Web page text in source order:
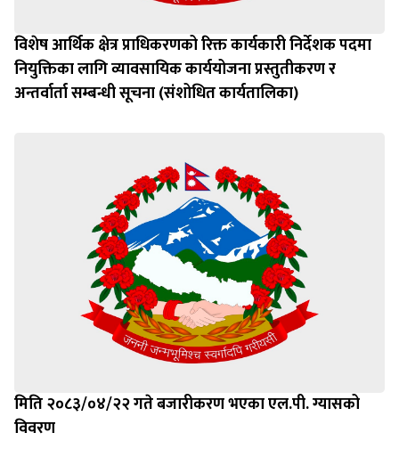
विशेष आर्थिक क्षेत्र प्राधिकरणको रिक्त कार्यकारी निर्देशक पदमा
नियुक्तिका लागि व्यावसायिक कार्ययोजना प्रस्तुतीकरण र
अन्तर्वार्ता सम्बन्धी सूचना (संशोधित कार्यतालिका)
मिति २०८३/०४/२२ गते बजारीकरण भएका एल.पी. ग्यासको
विवरण